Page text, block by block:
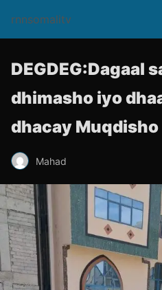
rnnsomalitv
DEGDEG:Dagaal
dhimasho iyo
dhacay Muqdisho
Mahad